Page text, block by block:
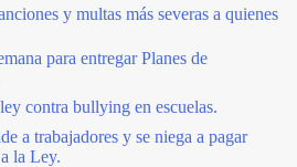
y multas más severas a quienes
para entregar Planes de
contra bullying en escuelas.
a trabajadores y se niega a pagar
la Ley.